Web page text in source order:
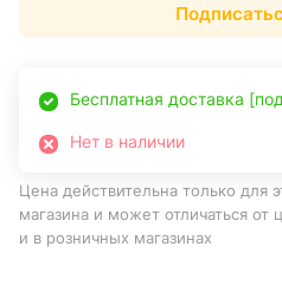
Бесплатная доставка
Нет в наличии
Цена действительна только для
магазина и может отличаться от
и в розничных магазинах